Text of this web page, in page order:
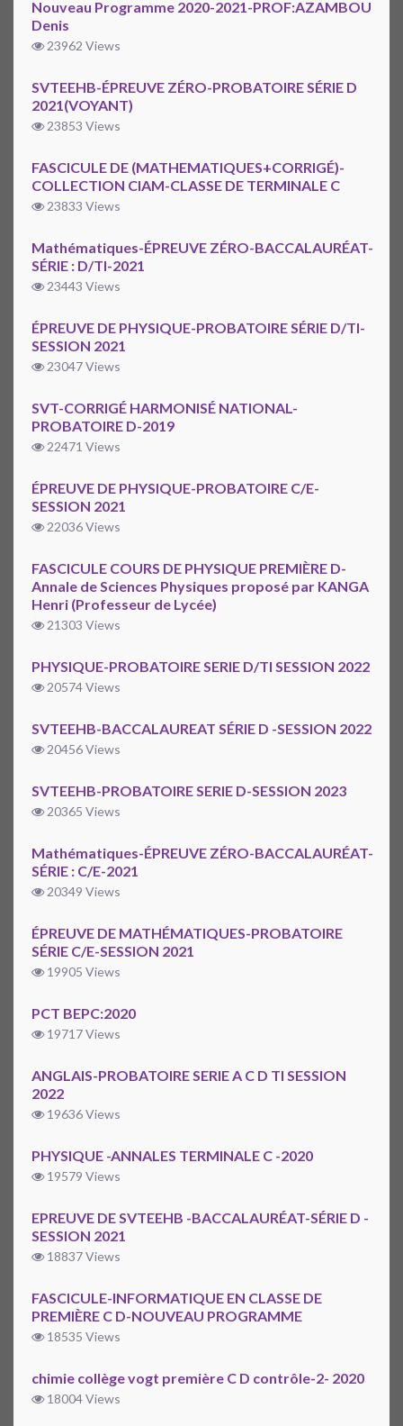
Nouveau Programme 2020-2021-PROF:AZAMBOU
Denis
23962 Views
SVTEEHB-ÉPREUVE ZÉRO-PROBATOIRE SÉRIE D
2021(VOYANT)
23853 Views
FASCICULE DE (MATHEMATIQUES+CORRIGÉ)-
COLLECTION CIAM-CLASSE DE TERMINALE C
23833 Views
Mathématiques-ÉPREUVE ZÉRO-BACCALAURÉAT-
SÉRIE : D/TI-2021
23443 Views
ÉPREUVE DE PHYSIQUE-PROBATOIRE SÉRIE D/TI-
SESSION 2021
23047 Views
SVT-CORRIGÉ HARMONISÉ NATIONAL-
PROBATOIRE D-2019
22471 Views
ÉPREUVE DE PHYSIQUE-PROBATOIRE C/E-
SESSION 2021
22036 Views
FASCICULE COURS DE PHYSIQUE PREMIÈRE D-
Annale de Sciences Physiques proposé par KANGA
Henri (Professeur de Lycée)
21303 Views
PHYSIQUE-PROBATOIRE SERIE D/TI SESSION 2022
20574 Views
SVTEEHB-BACCALAUREAT SÉRIE D -SESSION 2022
20456 Views
SVTEEHB-PROBATOIRE SERIE D-SESSION 2023
20365 Views
Mathématiques-ÉPREUVE ZÉRO-BACCALAURÉAT-
SÉRIE : C/E-2021
20349 Views
ÉPREUVE DE MATHÉMATIQUES-PROBATOIRE
SÉRIE C/E-SESSION 2021
19905 Views
PCT BEPC:2020
19717 Views
ANGLAIS-PROBATOIRE SERIE A C D TI SESSION
2022
19636 Views
PHYSIQUE -ANNALES TERMINALE C -2020
19579 Views
EPREUVE DE SVTEEHB -BACCALAURÉAT-SÉRIE D -
SESSION 2021
18837 Views
FASCICULE-INFORMATIQUE EN CLASSE DE
PREMIÈRE C D-NOUVEAU PROGRAMME
18535 Views
chimie collège vogt première C D contrôle-2- 2020
18004 Views